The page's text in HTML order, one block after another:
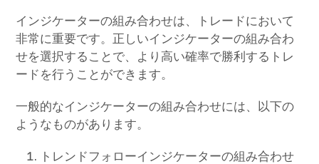
インジケーターの組み合わせは、トレードにおいて
非常に重要です。正しいインジケーターの組み合わ
せを選択することで、より高い確率で勝利するトレ
ードを行うことができます。
一般的なインジケーターの組み合わせには、以下の
ようなものがあります。
トレンドフォローインジケーターの組み合わせ